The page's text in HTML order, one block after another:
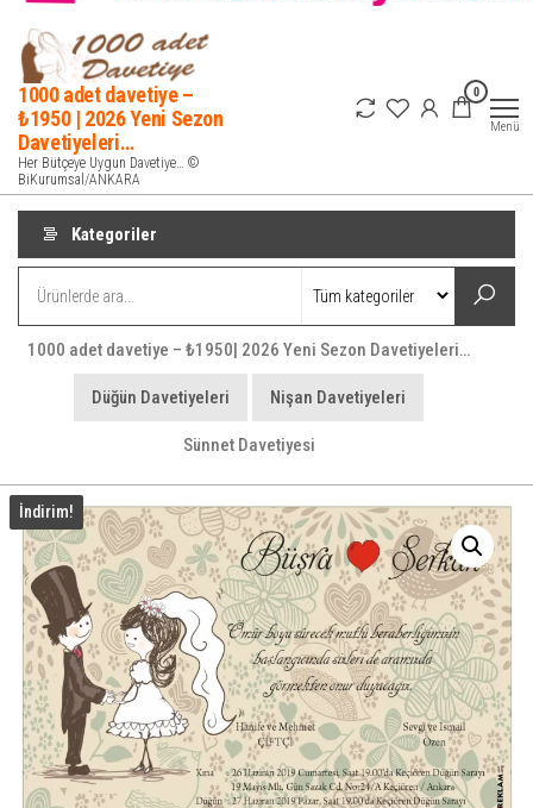
1000 adet davetiye –
₺1950 | 2026 Yeni Sezon
Davetiyeleri…
Her Bütçeye Uygun Davetiye… ©
BiKurumsal/ANKARA
0
Menü
Kategoriler
1000 adet davetiye – ₺1950| 2026 Yeni Sezon Davetiyeleri…
Düğün Davetiyeleri Nişan Davetiyeleri
Sünnet Davetiyesi
İndirim!